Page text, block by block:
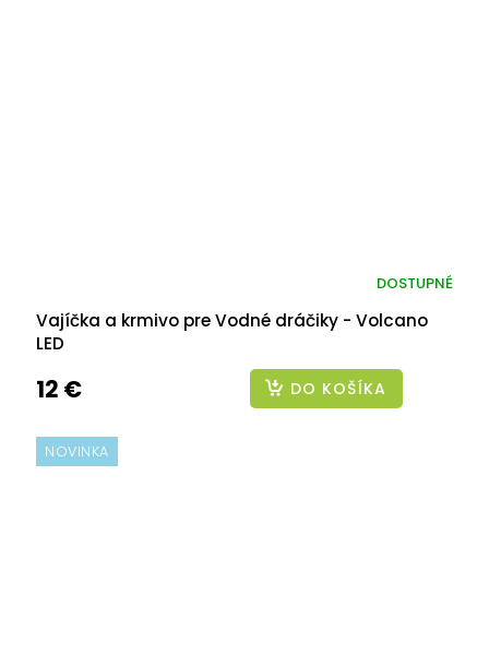
Vajíčka a krmivo pre Vodné dráčiky - Volcano
LED
DOSTUPNÉ
12 € DO KOŠÍKA
NOVINKA